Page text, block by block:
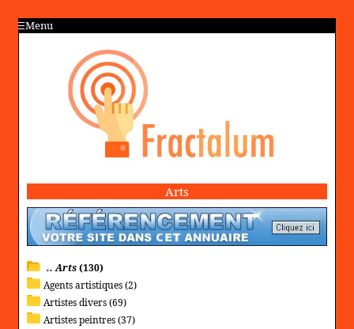
Menu
Arts
.. Arts(130)
Agents artistiques (2)
Artistes divers (69)
Artistes peintres (37)